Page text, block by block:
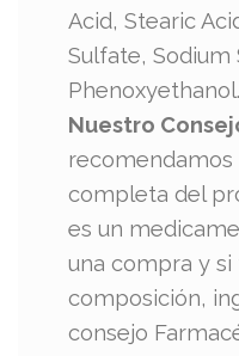
Acid, Stearic
Sulfate, Sodium
Phenoxyethanol.
Nuestro
completa del
es un
una compra y si
composición,
consejo